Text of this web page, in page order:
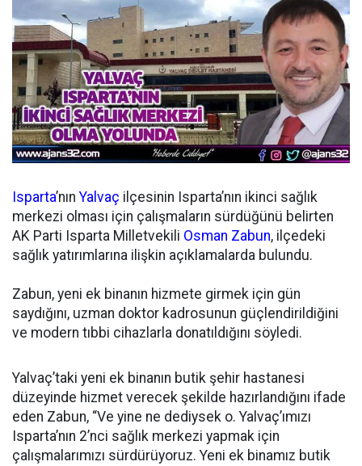
Isparta’nınYalvaç ilçesinin Isparta’nın ikinci sağlık
merkezi olması için çalışmaların sürdüğünü belirten
AK Parti Isparta Milletvekili Osman Zabun, ilçedeki
sağlık yatırımlarına ilişkin açıklamalarda bulundu.
Zabun, yeni ek binanın hizmete girmek için gün
saydığını, uzman doktor kadrosunun güçlendirildiğini
ve modern tıbbi cihazlarla donatıldığını söyledi.
Yalvaç’taki yeni ek binanın butik şehir hastanesi
düzeyinde hizmet verecek şekilde hazırlandığını ifade
eden Zabun, “Ve yine ne dediysek o. Yalvaç’ımızı
Isparta’nın 2’nci sağlık merkezi yapmak için
çalışmalarımızı sürdürüyoruz. Yeni ek binamız butik